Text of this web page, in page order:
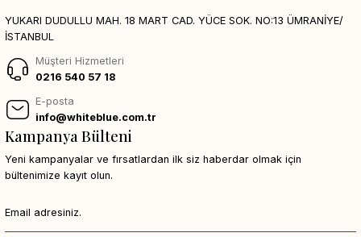
YUKARI DUDULLU MAH. 18 MART CAD. YÜCE SOK. NO:13 ÜMRANİYE/
İSTANBUL
Müşteri Hizmetleri
0216 540 57 18
E-posta
info@whiteblue.com.tr
Kampanya Bülteni
Yeni kampanyalar ve fırsatlardan ilk siz haberdar olmak için
bültenimize kayıt olun.